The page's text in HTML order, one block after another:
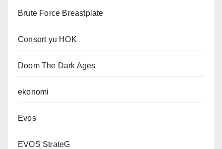
Brute Force Breastplate
Consort yu HOK
Doom The Dark Ages
ekonomi
Evos
EVOS StrateG